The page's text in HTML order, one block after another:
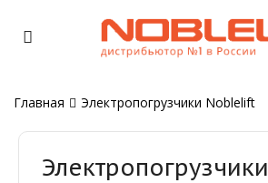
Главная Электропогрузчики Noblelift
Электропогрузчики